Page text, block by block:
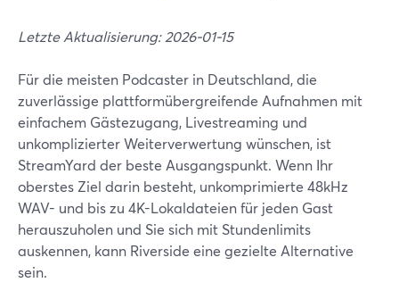
Letzte Aktualisierung: 2026-01-15
Für die meisten Podcaster in Deutschland, die
zuverlässige plattformübergreifende Aufnahmen mit
einfachem Gästezugang, Livestreaming und
unkomplizierter Weiterverwertung wünschen, ist
StreamYard der beste Ausgangspunkt. Wenn Ihr
oberstes Ziel darin besteht, unkomprimierte 48kHz
WAV- und bis zu 4K-Lokaldateien für jeden Gast
herauszuholen und Sie sich mit Stundenlimits
auskennen, kann Riverside eine gezielte Alternative
sein.